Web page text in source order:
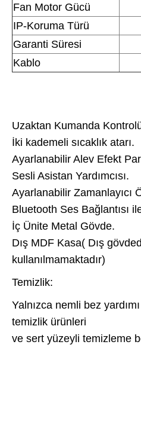
Fan Motor Gücü
IP-Koruma Türü
Garanti Süresi
Kablo
Uzaktan Kumanda
İki kademeli sıcaklık atarı.
Ayarlanabilir Alev Efekt
Sesli Asistan Yardımcısı.
Ayarlanabilir Zamanlayıcı
Bluetooth Ses Bağlantısı
İç Ünite Metal Gövde.
Dış MDF Kasa( Dış
kullanılmamaktadır)
Temizlik:
Yalnızca nemli bez
temizlik ürünleri
ve sert yüzeyli temizleme